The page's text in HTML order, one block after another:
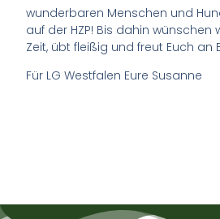
wunderbaren Menschen und
auf der HZP! Bis dahin wünschen
Zeit, übt fleißig und freut Euch an
Für LG Westfalen Eure Susanne